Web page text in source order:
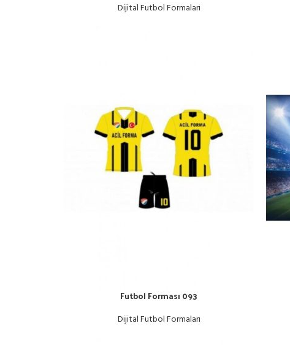
Dijital Futbol Formaları
Futbol Forması 093
Dijital Futbol Formaları